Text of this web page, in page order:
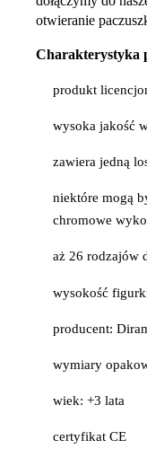
otwieranie
Charakterystyka
produkt
wysoka jakość
zawiera jedną
niektóre mogą
chromowe
aż 26 rodzajów
wysokość
producent:
wymiary
wiek: +3 lata
certyfikat CE